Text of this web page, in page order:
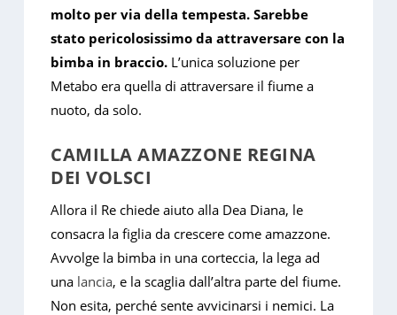
molto per via della tempesta. Sarebbe
stato pericolosissimo da attraversare con la
bimba in braccio. L’unica soluzione per
Metabo era quella di attraversare il fiume a
nuoto, da solo.
CAMILLA AMAZZONE REGINA
DEI VOLSCI
Allora il Re chiede aiuto alla Dea Diana, le
consacra la figlia da crescere come amazzone.
Avvolge la bimba in una corteccia, la lega ad
una lancia, e la scaglia dall’altra parte del fiume.
Non esita, perché sente avvicinarsi i nemici. La